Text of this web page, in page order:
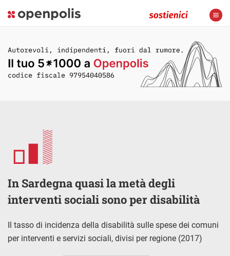
In Sardegna quasi la metà degli
interventi sociali sono per disabilità
Il tasso di incidenza della disabilità sulle spese dei comuni
per interventi e servizi sociali, divisi per regione (2017)